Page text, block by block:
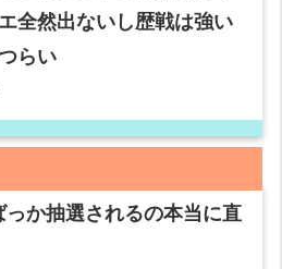
全然出ないし歴戦は強い
らい
か抽選されるの本当に直